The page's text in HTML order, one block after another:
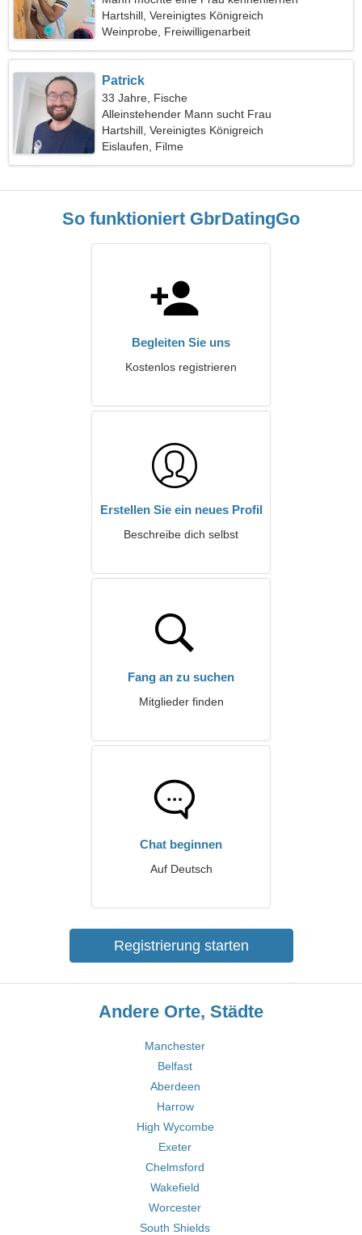
Hartshill, Vereinigtes Königreich
Weinprobe, Freiwilligenarbeit
Patrick
33 Jahre, Fische
Alleinstehender Mann sucht Frau
Hartshill, Vereinigtes Königreich
Eislaufen, Filme
So funktioniert GbrDatingGo
Begleiten Sie uns
Kostenlos registrieren
Erstellen Sie ein neues Profil
Beschreibe dich selbst
Fang an zu suchen
Mitglieder finden
Chat beginnen
Auf Deutsch
Registrierung starten
Andere Orte, Städte
Manchester
Belfast
Aberdeen
Harrow
High Wycombe
Exeter
Chelmsford
Wakefield
Worcester
South Shields